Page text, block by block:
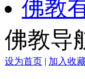
佛教
佛教导
设为首页 | 加入收